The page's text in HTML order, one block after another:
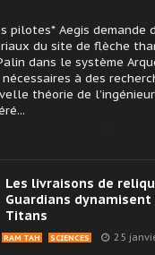
pilotes* Aegis
du site de flèche
dans le système
à des
théorie de l’ingénieur
Les livraisons de
Guardians
Titans
RAM TAH SCIENCES 25